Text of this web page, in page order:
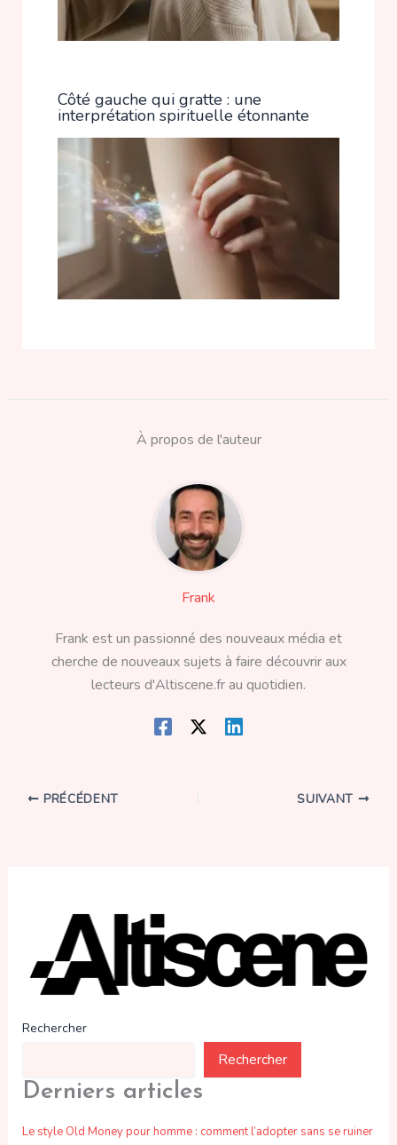
Côté gauche qui gratte : une
interprétation spirituelle étonnante
À propos de l'auteur
Frank
Frank est un passionné des nouveaux média et
cherche de nouveaux sujets à faire découvrir aux
lecteurs d'Altiscene.fr au quotidien.
PRÉCÉDENT SUIVANT
Rechercher
Rechercher
Derniers articles
Le style Old Money pour homme : comment l’adopter sans se ruiner